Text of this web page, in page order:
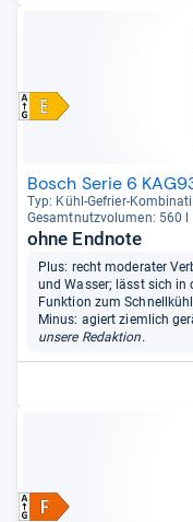
Bosch Serie 6
Typ: Kühl-​Gefrier-​
Gesamt­nutz­vo­lu­men: 560 l
ohne Endnote
Plus: recht moderater
und Wasser; lässt sich
Funktion zum
Minus: agiert ziemlich
unsere Redaktion.